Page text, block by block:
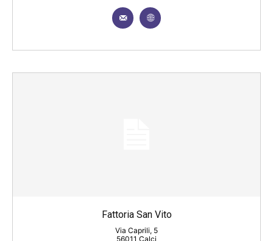
Fattoria San Vito
Via Caprili, 5
56011 Calci